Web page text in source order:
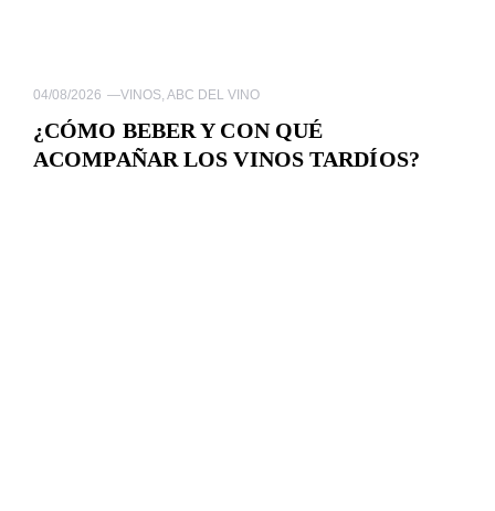
04/08/2026 —VINOS, ABC DEL VINO
¿CÓMO BEBER Y CON QUÉ
ACOMPAÑAR LOS VINOS TARDÍOS?